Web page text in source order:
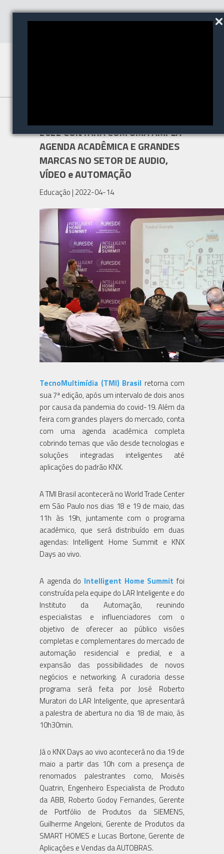
2022 CONTARÁ COM UMA AMPLA
AGENDA ACADÊMICA E GRANDES
MARCAS NO SETOR DE AUDIO,
VÍDEO e AUTOMAÇÃO
Educação | 2022-04-14
TecnoMultimídia (TMI) Brasil retorna com
sua 7ª edição, após um intervalo de dois anos
por causa da pandemia do covid-19. Além da
feira com grandes players do mercado, conta
com uma agenda acadêmica completa
cobrindo temas que vão desde tecnologias e
soluções integradas inteligentes até
aplicações do padrão KNX.
A TMI Brasil acontecerá no World Trade Center
em São Paulo nos dias 18 e 19 de maio, das
11h às 19h, juntamente com o programa
acadêmico, que será distribuído em duas
agendas: Intelligent Home Summit e KNX
Days ao vivo.
A agenda do Intelligent Home Summit foi
construída pela equipe do LAR Inteligente e do
Instituto da Automação, reunindo
especialistas e influenciadores com o
objetivo de oferecer ao público visões
completas e complementares do mercado de
automação residencial e predial, e a
expansão das possibilidades de novos
negócios e networking. A curadoria desse
programa será feita por José Roberto
Muratori do LAR Inteligente, que apresentará
a palestra de abertura no dia 18 de maio, às
10h30min.
Já o KNX Days ao vivo acontecerá no dia 19 de
maio a partir das 10h com a presença de
renomados palestrantes como, Moisés
Quatrin, Engenheiro Especialista de Produto
da ABB, Roberto Godoy Fernandes, Gerente
de Portfólio de Produtos da SIEMENS,
Guilherme Angeloni, Gerente de Produtos da
SMART HOMES e Lucas Bortone, Gerente de
Aplicações e Vendas da AUTOBRAS.